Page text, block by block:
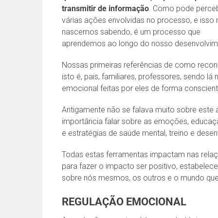
transmitir de informação . Como pode
várias ações envolvidas no processo, e isso
nascemos sabendo, é um processo que
aprendemos ao longo do nosso
Nossas primeiras referências de como
isto é, pais, familiares, professores, sendo lá
emocional feitas por eles de forma
Antigamente não se falava muito sobre este
importância falar sobre as emoções,
e estratégias de saúde mental, treino e
Todas estas ferramentas impactam nas
para fazer o impacto ser positivo,
sobre nós mesmos, os outros e o mundo
REGULAÇÃO EMOCIONAL